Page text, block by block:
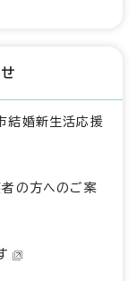
結婚新生活応援
者の方へのご案